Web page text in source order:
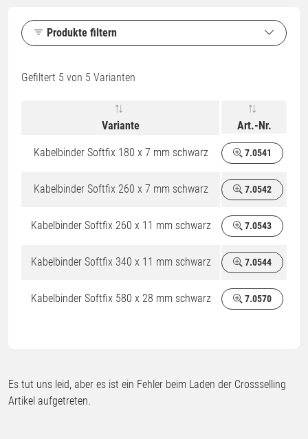
Produkte filtern
Gefiltert 5 von 5 Varianten
Variante Art.-Nr.
Kabelbinder Softfix 180 x 7 mm schwarz 7.0541
Kabelbinder Softfix 260 x 7 mm schwarz 7.0542
Kabelbinder Softfix 260 x 11 mm schwarz 7.0543
Kabelbinder Softfix 340 x 11 mm schwarz 7.0544
Kabelbinder Softfix 580 x 28 mm schwarz 7.0570
Es tut uns leid, aber es ist ein Fehler beim Laden der Crossselling
Artikel aufgetreten.